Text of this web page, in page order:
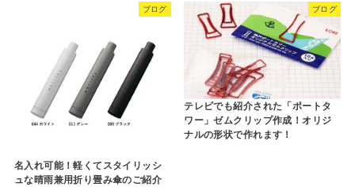
ブログ
名入れ可能！軽くてスタイリッシ
ュな晴雨兼用折り畳み傘のご紹介
ブログ
テレビでも紹介された「ポートタ
ワー」ゼムクリップ作成！オリジ
ナルの形状で作れます！